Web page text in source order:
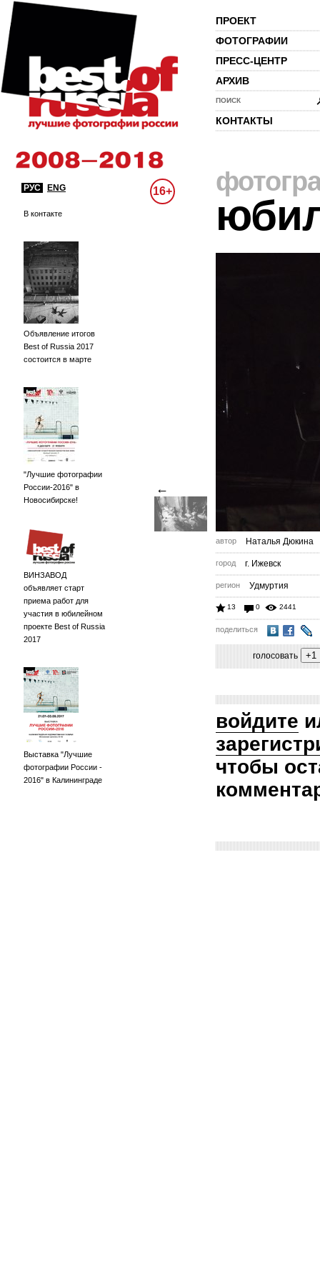
ПРОЕКТ
ФОТОГРАФИИ
ПРЕСС-ЦЕНТР
АРХИВ
ПОИСК
КОНТАКТЫ
РУС ENG 16+
В контакте
Объявление итогов
Best of Russia 2017
состоится в марте
"Лучшие фотографии
России-2016" в
Новосибирске!
ВИНЗАВОД
объявляет старт
приема работ для
участия в юбилейном
проекте Best of Russia
2017
Выставка "Лучшие
фотографии России -
2016" в Калининграде
←
автор Наталья Дюкина
город г. Ижевск
регион Удмуртия
13 0 2441
поделиться
голосовать
войдите
чтобы